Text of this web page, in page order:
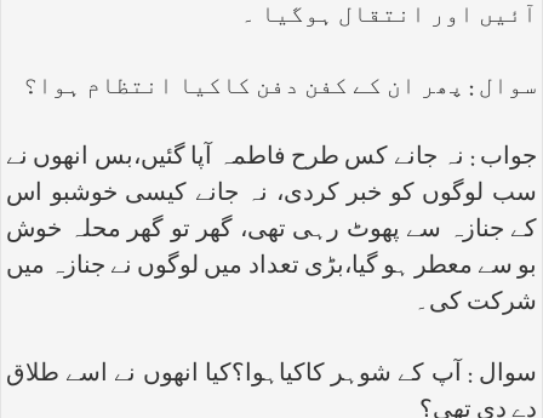
آئیں اور انتقال ہوگیا ۔
سوال : پھر ان کے کفن دفن کاکیا انتظام ہوا؟
جواب : نہ جانے کس طرح فاطمہ آپا گئیں،بس انھوں نے
سب لوگوں کو خبر کردی، نہ جانے کیسی خوشبو اس
کے جنازہ سے پھوٹ رہی تھی، گھر تو گھر محلہ خوش
بو سے معطر ہو گیا،بڑی تعداد میں لوگوں نے جنازہ میں
شرکت کی۔
سوال : آپ کے شوہر کاکیاہوا؟کیا انھوں نے اسے طلاق